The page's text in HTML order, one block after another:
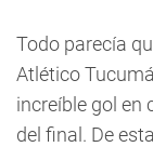
Todo parecía
Atlético
increíble gol en
del final. De